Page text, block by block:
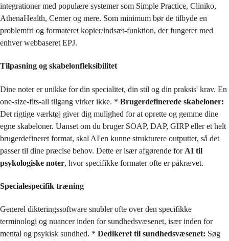
integrationer med populære systemer som Simple Practice, Cliniko,
AthenaHealth, Cerner og mere. Som minimum bør de tilbyde en
problemfri og formateret kopier/indsæt-funktion, der fungerer med
enhver webbaseret EPJ.
Tilpasning og skabelonfleksibilitet
Dine noter er unikke for din specialitet, din stil og din praksis' krav. En
one-size-fits-all tilgang virker ikke. * Brugerdefinerede skabeloner:
Det rigtige værktøj giver dig mulighed for at oprette og gemme dine
egne skabeloner. Uanset om du bruger SOAP, DAP, GIRP eller et helt
brugerdefineret format, skal AI'en kunne strukturere outputtet, så det
passer til dine præcise behov. Dette er især afgørende for AI til
psykologiske noter, hvor specifikke formater ofte er påkrævet.
Specialespecifik træning
Generel dikteringssoftware snubler ofte over den specifikke
terminologi og nuancer inden for sundhedsvæsenet, især inden for
mental og psykisk sundhed. * Dedikeret til sundhedsvæsenet: Søg